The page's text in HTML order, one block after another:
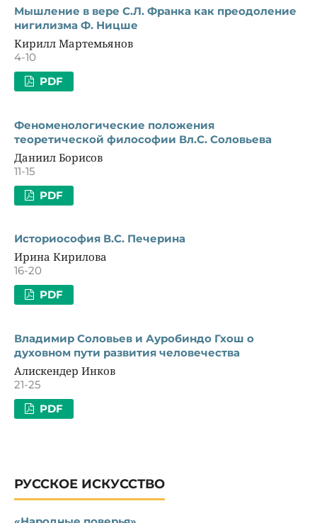
Мышление в вере С.Л. Франка как преодоление
нигилизма Ф. Ницше
Кирилл Мартемьянов
4-10
PDF
Феноменологические положения
теоретической философии Вл.С. Соловьева
Даниил Борисов
11-15
PDF
Историософия В.С. Печерина
Ирина Кирилова
16-20
PDF
Владимир Соловьев и Ауробиндо Гхош о
духовном пути развития человечества
Алискендер Инков
21-25
PDF
РУССКОЕ ИСКУССТВО